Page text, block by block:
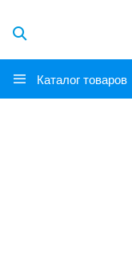
Каталог товаров